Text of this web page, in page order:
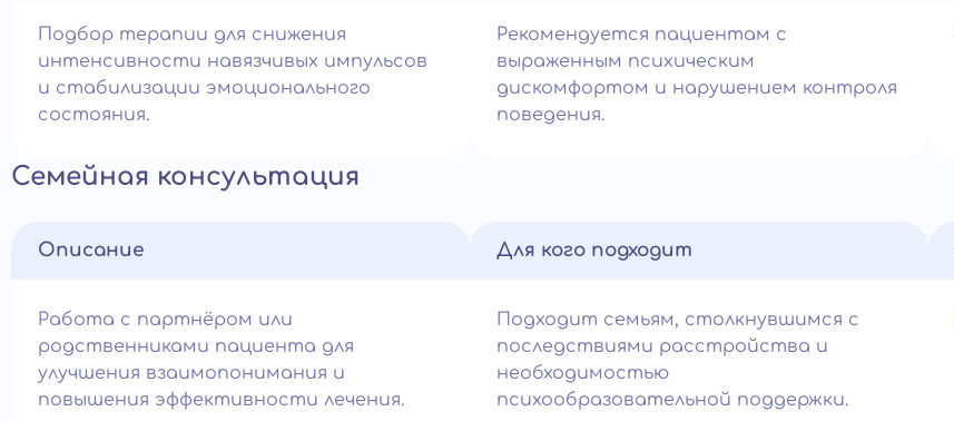
Подбор терапии для снижения
интенсивности навязчивых импульсов
и стабилизации эмоционального
состояния.
Рекомендуется пациентам с
выраженным психическим
дискомфортом и нарушением контроля
поведения.
Семейная консультация
Описание
Работа с партнёром или
родственниками пациента для
улучшения взаимопонимания и
повышения эффективности лечения.
Для кого подходит
Подходит семьям, столкнувшимся с
последствиями расстройства и
необходимостью
психообразовательной поддержки.